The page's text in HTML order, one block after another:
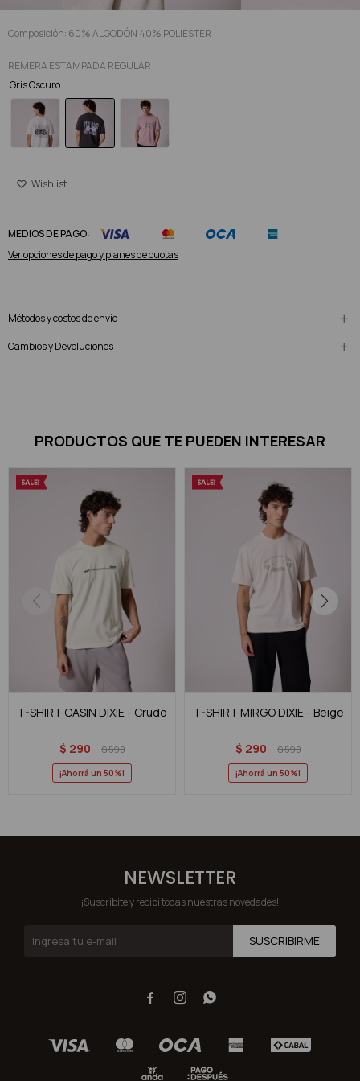
Composición: 60% ALGODÓN 40% POLIÉSTER
REMERA ESTAMPADA REGULAR
Gris Oscuro
MEDIOS DE PAGO:
Ver opciones de pago y planes de cuotas
Métodos y costos de envío
Cambios y Devoluciones
PRODUCTOS QUE TE PUEDEN INTERESAR
T-SHIRT CASIN DIXIE - Crudo
$ 290 $590
50
T-SHIRT MIRGO DIXIE - Beige
$ 290 $590
50
NEWSLETTER
¡Suscribite y recibí todas nuestras novedades!
SUSCRIBIRME
  